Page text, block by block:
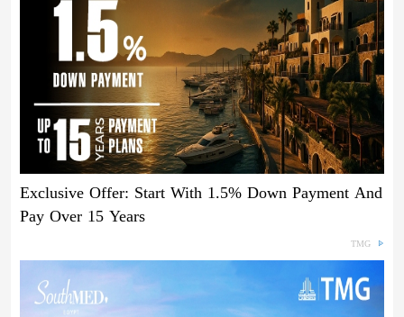
Exclusive Offer: Start With 1.5% Down Payment And
Pay Over 15 Years
TMG